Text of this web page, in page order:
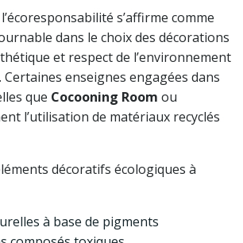
s’affirme comme
dans le choix des décorations
et respect de l’environnement
enseignes engagées dans
que Cocooning Room ou
l’utilisation de matériaux recyclés
décoratifs écologiques à
à base de pigments